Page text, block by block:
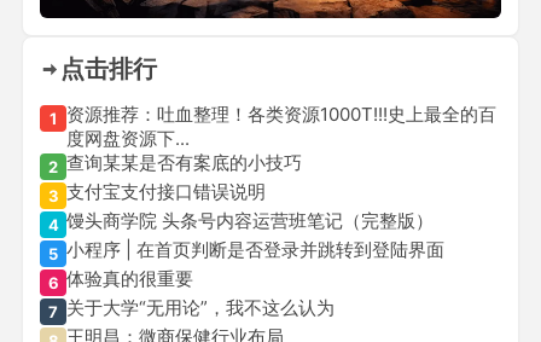
点击排行
1
资源推荐：吐血整理！各类资源1000T!!!史上最全的百
度网盘资源下...
2 查询某某是否有案底的小技巧
3 支付宝支付接口错误说明
4 馒头商学院 头条号内容运营班笔记（完整版）
5 小程序 | 在首页判断是否登录并跳转到登陆界面
6 体验真的很重要
7 关于大学“无用论”，我不这么认为
王明昌：微商保健行业布局